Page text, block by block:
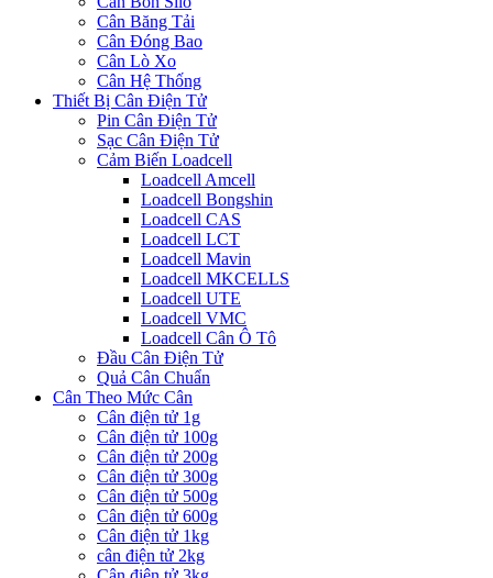
Cân Băng Tải
Cân Đóng Bao
Cân Lò Xo
Cân Hệ Thống
Thiết Bị Cân Điện Tử
Pin Cân Điện Tử
Sạc Cân Điện Tử
Cảm Biến Loadcell
Loadcell Amcell
Loadcell Bongshin
Loadcell CAS
Loadcell LCT
Loadcell Mavin
Loadcell MKCELLS
Loadcell UTE
Loadcell VMC
Loadcell Cân Ô Tô
Đầu Cân Điện Tử
Quả Cân Chuẩn
Cân Theo Mức Cân
Cân điện tử 1g
Cân điện tử 100g
Cân điện tử 200g
Cân điện tử 300g
Cân điện tử 500g
Cân điện tử 600g
Cân điện tử 1kg
cân điện tử 2kg